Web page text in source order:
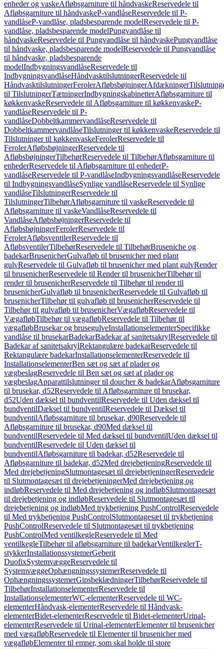
enheder og vaskeAfløbsgarniture til håndvaskeReservedele til
Afløbsgarniture til håndvaskeP-vandlåseReservedele til P-
vandlåseP-vandlåse, pladsbesparende modelReservedele til P-
vandlåse, pladsbesparende modelPungvandlåse til
håndvaskeReservedele til Pungvandlåse til håndvaskePungvandlåse
til håndvaske, pladsbesparende modelReservedele til Pungvandlåse
til håndvaske, pladsbesparende
modelIndbygningsvandlåseReservedele til
IndbygningsvandlåseHåndvasktilslutningerReservedele til
HåndvasktilslutningerFerolerAfløbsbøjningerAfdækninger
til TilslutningerTætningerIndbygningskabinetterAfløbsgarniture til
køkkenvaskeReservedele til Afløbsgarniture til køkkenvaskeP-
vandlåseReservedele til P-
vandlåseDobbeltkammervandlåseReservedele til
DobbeltkammervandlåseTilslutninger til køkkenvaskeReservedele til
Tilslutninger til køkkenvaskeFerolerReservedele til
FerolerAfløbsbøjningerReservedele til
AfløbsbøjningerTilbehørReservedele til TilbehørAfløbsgarniture til
enhederReservedele til Afløbsgarniture til enhederP-
vandlåseReservedele til P-vandlåseIndbygningsvandlåseReservedele
til IndbygningsvandlåseSynlige vandlåseReservedele til Synlige
vandlåseTilslutningerReservedele til
TilslutningerTilbehørAfløbsgarniture til vaskeReservedele til
Afløbsgarniture til vaskeVandlåseReservedele til
VandlåseAfløbsbøjningerReservedele til
AfløbsbøjningerFerolerReservedele til
FerolerAfløbsventilerReservedele til
AfløbsventilerTilbehørReservedele til TilbehørBruseniche og
badekarBrusenicherGulvafløb til brusenicher med plant
gulvReservedele til Gulvafløb til brusenicher med plant gulvRender
til brusenicherReservedele til Render til brusenicherTilbehør til
render til brusenicherReservedele til Tilbehør til render til
brusenicherGulvafløb til brusenicherReservedele til Gulvafløb til
brusenicherTilbehør til gulvafløb til brusenicherReservedele til
Tilbehør til gulvafløb til brusenicherVægafløbReservedele til
VægafløbTilbehør til vægafløbReservedele til Tilbehør til
vægafløbBrusekar og brusegulveInstallationselementerSpecifikke
vandlåse til brusekarBadekarBadekar af sanitetsakrylReservedele til
Badekar af sanitetsakrylRektangulære badekarReservedele til
Rektangulære badekarInstallationselementerReservedele til
InstallationselementerBen sæt og sæt af plader og
vægbeslagReservedele til Ben sæt og sæt af plader og
vægbeslagApparattilslutninger til doucher & badekarAfløbsgarniture
til brusekar, d52Reservedele til Afløbsgarniture til brusekar,
d52Uden dæksel til bundventilReservedele til Uden dæksel til
bundventilDæksel til bundventilReservedele til Dæksel til
bundventilAfløbsgarniture til brusekar, d90Reservedele til
Afløbsgarniture til brusekar, d90Med dæksel til
bundventilReservedele til Med dæksel til bundventilUden dæksel til
bundventilReservedele til Uden dæksel til
bundventilAfløbsgarniture til badekar, d52Reservedele til
Afløbsgarniture til badekar, d52Med drejebetjeningReservedele til
Med drejebetjeningSlutmontagesæt til drejebetjeningerReservedele
til Slutmontagesæt til drejebetjeningerMed drejebetjening og
indløbReservedele til Med drejebetjening og indløbSlutmontagesæt
til drejebetjening og indløbReservedele til Slutmontagesæt til
drejebetjening og indløbMed trykbetjening PushControlReservedele
til Med trykbetjening PushControlSlutmontagesæt til trykbetjening
PushControlReservedele til Slutmontagesæt til trykbetjening
PushControlMed ventilkegleReservedele til Med
ventilkegleTilbehør til afløbsgarniture til badekarVentilkeglerT-
stykkerInstallationssystemerGeberit
DuofixSystemvæggeReservedele til
SystemvæggeOphængningssystemerReservedele til
OphængningssystemerGipsbeklædningerTilbehørReservedele til
TilbehørInstallationselementerReservedele til
InstallationselementerWC-elementerReservedele til WC-
elementerHåndvask-elementerReservedele til Håndvask-
elementerBidet-elementerReservedele til Bidet-elementerUrinal-
elementerReservedele til Urinal-elementerElementer til brusenicher
med vægafløbReservedele til Elementer til brusenicher med
vægafløbElementer til emner, som skal holde til store